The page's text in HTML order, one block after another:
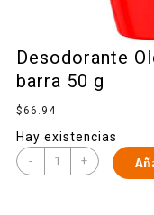
Desodorante
barra 50 g
$66.94
Hay existencias
- +